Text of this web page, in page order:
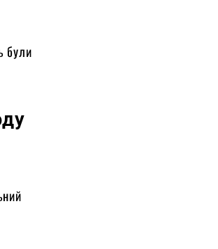
були